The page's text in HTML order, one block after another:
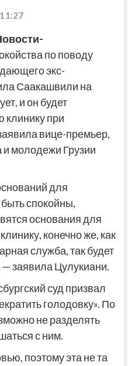
по поводу
экс-
Саакашвили на
и он будет
клинику при
вице-премьер,
и молодежи Грузии
для
спокойны,
основания для
конечно же, как
служба, так будет
— заявила Цулукиани.
суд призвал
голодовку». По
не разделять
с ним.
поэтому эта не та